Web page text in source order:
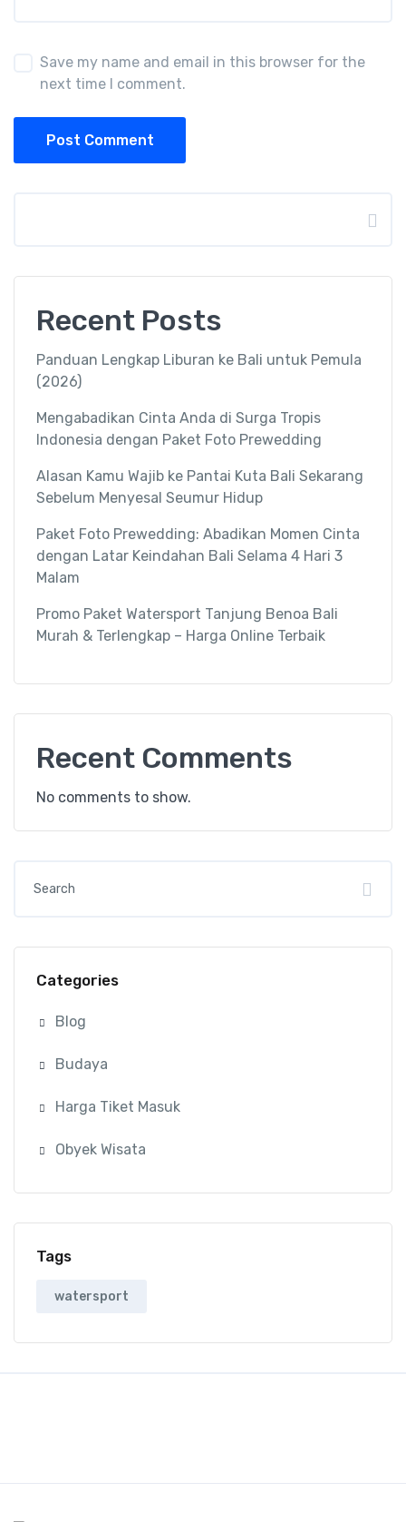
Save my name and email in this browser for the
next time I comment.
Post Comment
Recent Posts
Panduan Lengkap Liburan ke Bali untuk Pemula
(2026)
Mengabadikan Cinta Anda di Surga Tropis
Indonesia dengan Paket Foto Prewedding
Alasan Kamu Wajib ke Pantai Kuta Bali Sekarang
Sebelum Menyesal Seumur Hidup
Paket Foto Prewedding: Abadikan Momen Cinta
dengan Latar Keindahan Bali Selama 4 Hari 3
Malam
Promo Paket Watersport Tanjung Benoa Bali
Murah & Terlengkap – Harga Online Terbaik
Recent Comments
No comments to show.
Categories
Blog
Budaya
Harga Tiket Masuk
Obyek Wisata
Tags
watersport